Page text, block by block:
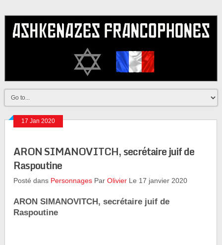
17 Jan 2020
ARON SIMANOVITCH, secrétaire juif de
Raspoutine
Posté dans Personnages ParOlivier Le 17 janvier 2020
ARON SIMANOVITCH, secrétaire juif de
Raspoutine